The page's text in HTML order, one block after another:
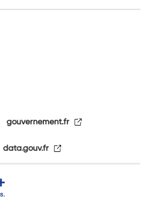
gouvernement.fr
data.gouv.fr